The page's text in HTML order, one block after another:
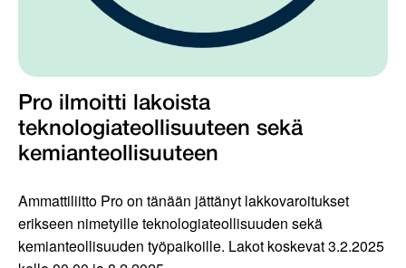
Pro ilmoitti lakoista
teknologiateollisuuteen sekä
kemianteollisuuteen
Ammattiliitto Pro on tänään jättänyt lakkovaroitukset
erikseen nimetyille teknologiateollisuuden sekä
kemianteollisuuden työpaikoille. Lakot koskevat 3.2.2025